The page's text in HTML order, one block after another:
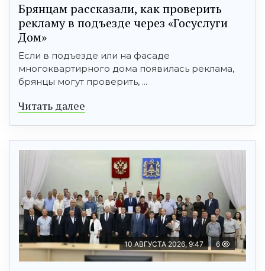
Брянцам рассказали, как проверить
рекламу в подъезде через «Госуслуги
Дом»
Если в подъезде или на фасаде
многоквартирного дома появилась реклама,
брянцы могут проверить, ...
Читать далее
10 АВГУСТА 2026, 9:47 6